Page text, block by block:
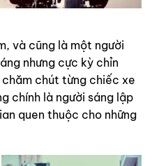
và cũng là một người
nhưng cực kỳ chỉn
chút từng chiếc xe
chính là người sáng lập
quen thuộc cho những